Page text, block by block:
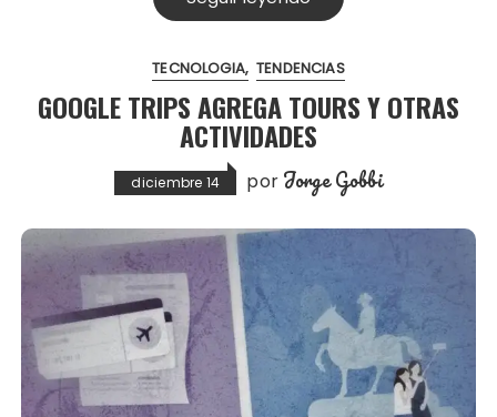
TECNOLOGIA TENDENCIAS
GOOGLE TRIPS AGREGA TOURS Y OTRAS
ACTIVIDADES
diciembre 14 por Jorge Gobbi